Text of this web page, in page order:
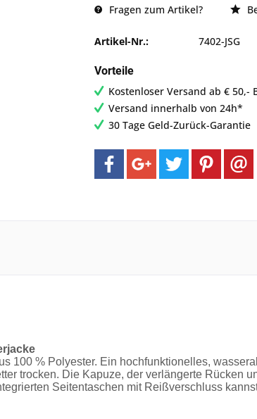
Fragen zum Artikel?
Artikel-Nr.: 7402-JSG
Vorteile
Kostenloser Versand ab € 50,-
Versand innerhalb von 24h*
30 Tage Geld-Zurück-Garantie
100 % Polyester. Ein hochfunktionelles,
trocken. Die Kapuze, der verlängerte Rücken
Seitentaschen mit Reißverschluss